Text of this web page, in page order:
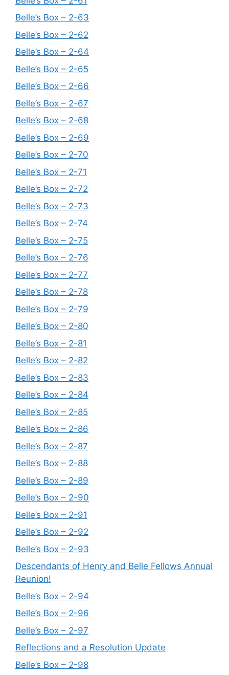
Belle’s Box – 2-63
Belle’s Box – 2-62
Belle’s Box – 2-64
Belle’s Box – 2-65
Belle’s Box – 2-66
Belle’s Box – 2-67
Belle’s Box – 2-68
Belle’s Box – 2-69
Belle’s Box – 2-70
Belle’s Box – 2-71
Belle’s Box – 2-72
Belle’s Box – 2-73
Belle’s Box – 2-74
Belle’s Box – 2-75
Belle’s Box – 2-76
Belle’s Box – 2-77
Belle’s Box – 2-78
Belle’s Box – 2-79
Belle’s Box – 2-80
Belle’s Box – 2-81
Belle’s Box – 2-82
Belle’s Box – 2-83
Belle’s Box – 2-84
Belle’s Box – 2-85
Belle’s Box – 2-86
Belle’s Box – 2-87
Belle’s Box – 2-88
Belle’s Box – 2-89
Belle’s Box – 2-90
Belle’s Box – 2-91
Belle’s Box – 2-92
Belle’s Box – 2-93
Descendants of Henry and Belle Fellows Annual
Reunion!
Belle’s Box – 2-94
Belle’s Box – 2-96
Belle’s Box – 2-97
Reflections and a Resolution Update
Belle’s Box – 2-98